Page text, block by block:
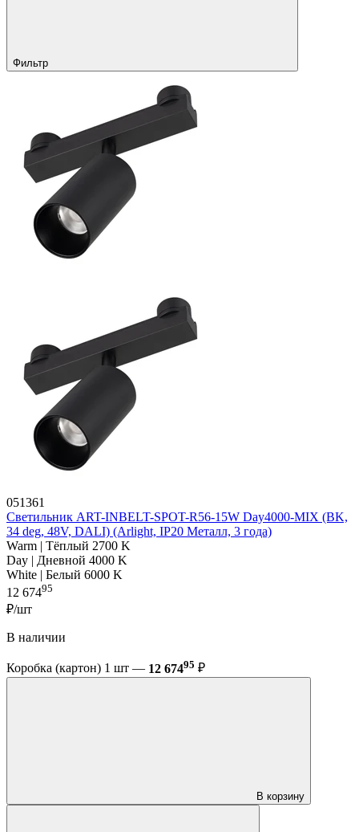
Фильтр
051361
Светильник ART-INBELT-SPOT-R56-15W Day4000-MIX (BK,
34 deg, 48V, DALI) (Arlight, IP20 Металл, 3 года)
Warm | Тёплый 2700 K
Day | Дневной 4000 K
White | Белый 6000 K
12 67495
₽/шт
В наличии
Коробка (картон) 1 шт — 12 67495 ₽
В корзину